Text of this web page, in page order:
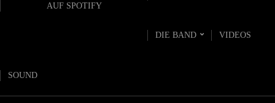
AUF SPOTIFY
DIE BAND VIDEOS
SOUND